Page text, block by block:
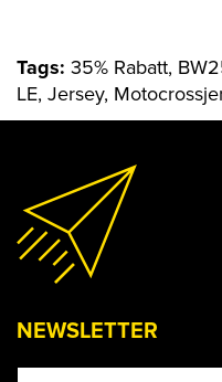
Tags: 35% Rabatt,
LE, Jersey,
NEWSLETTER